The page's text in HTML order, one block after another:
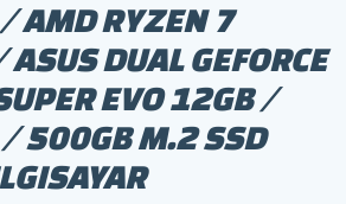
AMD RYZEN 7
DUAL GEFORCE
EVO 12GB /
500GB M.2 SSD